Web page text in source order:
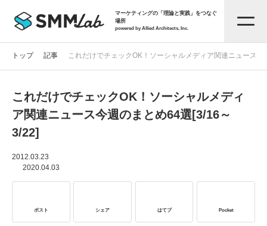
マーケティングの「理論と実践」をつなぐ
場所
powered by Allied Architects, Inc.
記事一覧
お役立ち資料
トップ 記事 これだけでチェックOK！ソーシャルメディア関連ニュース
これだけでチェックOK！ソーシャルメディ
ア関連ニュース今週のまとめ64選[3/16～
3/22]
2012.03.23
2020.04.03
ポスト シェア はてブ Pocket